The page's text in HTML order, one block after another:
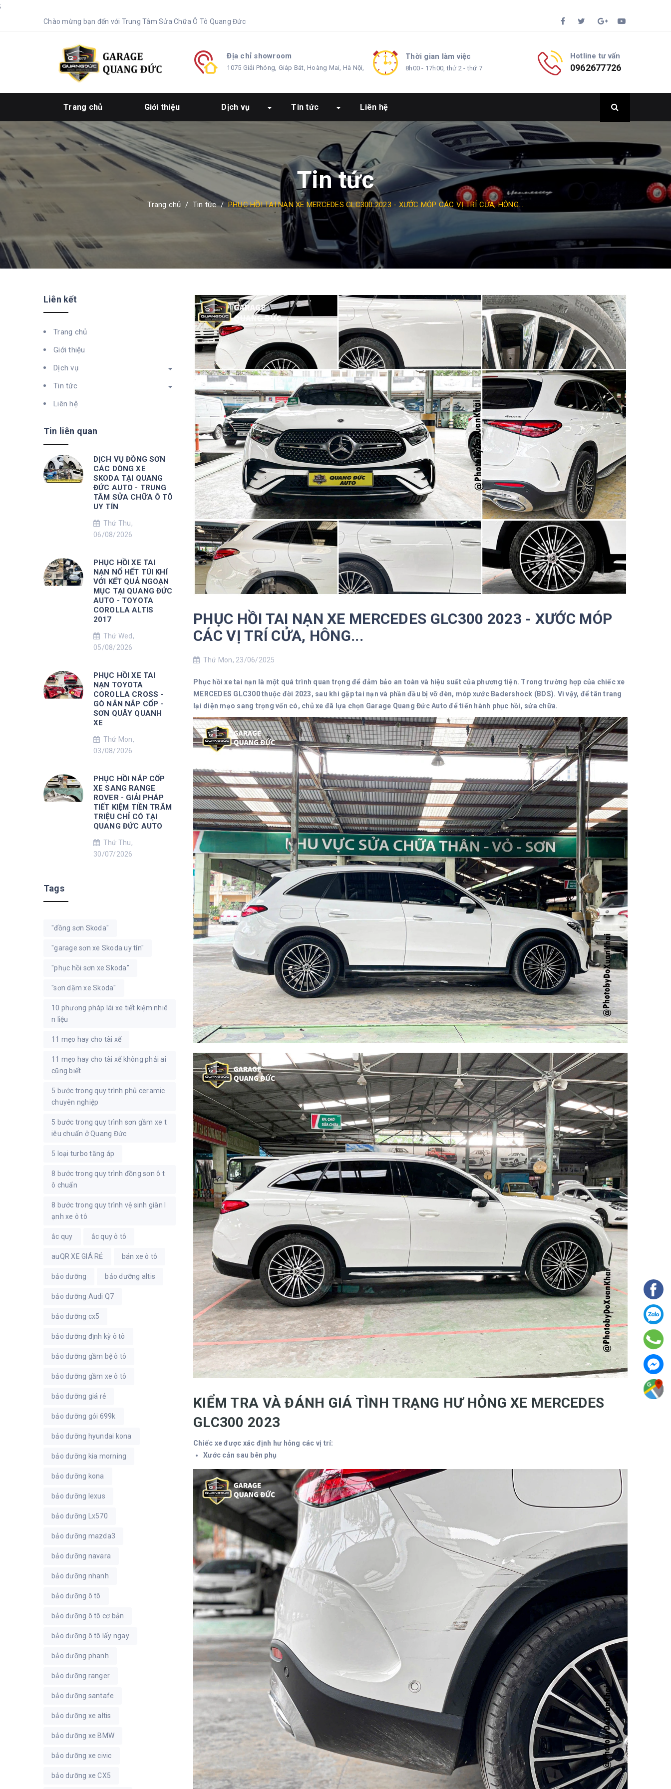
;
Chào mừng bạn đến với Trung Tâm Sửa Chữa Ô Tô Quang Đức
Địa chỉ showroom
1075 Giải Phóng, Giáp Bát, Hoàng Mai, Hà Nội,
Thời gian làm việc
8h00 - 17h00, thứ 2 - thứ 7
Hotline tư vấn
0962677726
Trang chủ Giới thiệu Dịch vụ Tin tức Liên hệ
Tin tức
Trang chủ / Tin tức / PHỤC HỒI TAI NẠN XE MERCEDES GLC300 2023 - XƯỚC MÓP CÁC VỊ TRÍ CỬA, HÔNG...
PHỤC HỒI TAI NẠN XE MERCEDES GLC300 2023 - XƯỚC MÓP
CÁC VỊ TRÍ CỬA, HÔNG...
Thứ Mon, 23/06/2025
Phục hồi xe tai nạn là một quá trình quan trọng để đảm bảo an toàn và hiệu suất của phương tiện. Trong trường hợp của chiếc xe
MERCEDES GLC300 thuộc đời 2023, sau khi gặp tai nạn và phần đầu bị vỡ đèn, móp xước Badershock (BDS). Vì vậy, để tân trang
lại diện mạo sang trọng vốn có, chủ xe đã lựa chọn Garage Quang Đức Auto để tiến hành phục hồi, sửa chữa.
KIỂM TRA VÀ ĐÁNH GIÁ TÌNH TRẠNG HƯ HỎNG XE MERCEDES
GLC300 2023
Chiếc xe được xác định hư hỏng các vị trí:
Xước cản sau bên phụ
Liên kết
Trang chủ
Giới thiệu
Dịch vụ
Tin tức
Liên hệ
Tin liên quan
DỊCH VỤ ĐỒNG SƠN
CÁC DÒNG XE
SKODA TẠI QUANG
ĐỨC AUTO - TRUNG
TÂM SỬA CHỮA Ô TÔ
UY TÍN
Thứ Thu,
06/08/2026
PHỤC HỒI XE TAI
NẠN NỔ HẾT TÚI KHÍ
VỚI KẾT QUẢ NGOẠN
MỤC TẠI QUANG ĐỨC
AUTO - TOYOTA
COROLLA ALTIS
2017
Thứ Wed,
05/08/2026
PHỤC HỒI XE TAI
NẠN TOYOTA
COROLLA CROSS -
GÒ NẮN NẮP CỐP -
SƠN QUÂY QUANH
XE
Thứ Mon,
03/08/2026
PHỤC HỒI NẮP CỐP
XE SANG RANGE
ROVER - GIẢI PHÁP
TIẾT KIỆM TIỀN TRĂM
TRIỆU CHỈ CÓ TẠI
QUANG ĐỨC AUTO
Thứ Thu,
30/07/2026
Tags
"đồng sơn Skoda"
"garage sơn xe Skoda uy tín"
"phục hồi sơn xe Skoda"
"sơn dặm xe Skoda"
10 phương pháp lái xe tiết kiệm nhiê
n liệu
11 mẹo hay cho tài xế
11 mẹo hay cho tài xế không phải ai
cũng biết
5 bước trong quy trình phủ ceramic
chuyên nghiệp
5 bước trong quy trình sơn gầm xe t
iêu chuẩn ở Quang Đức
5 loại turbo tăng áp
8 bước trong quy trình đồng sơn ô t
ô chuẩn
8 bước trong quy trình vệ sinh giàn l
ạnh xe ô tô
ắc quy ắc quy ô tô
auQR XE GIÁ RẺ bán xe ô tô
bảo dưỡng bảo dưỡng altis
bảo dưỡng Audi Q7
bảo dưỡng cx5
bảo dưỡng định kỳ ô tô
bảo dưỡng gầm bệ ô tô
bảo dưỡng gầm xe ô tô
bảo dưỡng giá rẻ
bảo dưỡng gói 699k
bảo dưỡng hyundai kona
bảo dưỡng kia morning
bảo dưỡng kona
bảo dưỡng lexus
bảo dưỡng Lx570
bảo dưỡng mazda3
bảo dưỡng navara
bảo dưỡng nhanh
bảo dưỡng ô tô
bảo dưỡng ô tô cơ bản
bảo dưỡng ô tô lấy ngay
bảo dưỡng phanh
bảo dưỡng ranger
bảo dưỡng santafe
bảo dưỡng xe altis
bảo dưỡng xe BMW
bảo dưỡng xe civic
bảo dưỡng xe CX5